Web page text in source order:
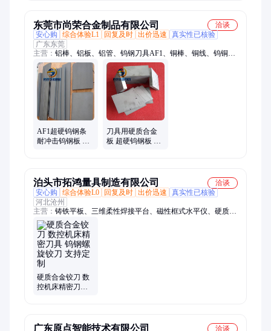
东莞市尚荣合金制品有限公司
洽谈
安心购
综合体验L1 回复及时 出价迅速
真实性已核验
广东东莞
主营： 铝棒、铝板、铝管、钨钢刀具AF1、铜棒、铜线、钨铜、
纯钨、钼合金、钛合金、高温合金
AF1超硬钨钢条
耐冲击钨钢板 钨
刀具用硬质合金
板 超硬钨钢板 日
泊头市拓鸿量具制造有限公司
洽谈
安心购
综合体验L0 回复及时 出价迅速
真实性已核验
河北沧州
主营： 铸铁平板、三维柔性焊接平台、磁性框式水平仪、硬质合
金铰刀、梅花塞规、花键塞规、花键环规、圆柱角尺、花岗石量
具、镁铝平尺
硬质合金铰刀 数
控机床精密刀具
广东原点智能技术有限公司
洽谈